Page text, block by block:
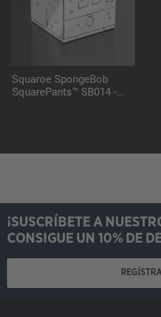
Squaroe SpongeBob
SquarePants™ SB014 -
¡SUSCRÍBETE A
CONSIGUE UN 10% DE